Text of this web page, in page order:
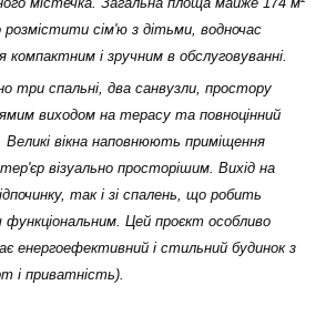
сім'ю з дітьми, водночас
і зручним в обслуговуванні.
три спальні, два санвузли, простору
виходом на терасу та повноцінний
вікна наповнюють приміщення
візуально просторішим. Вихід на
так і зі спалень, що робить
Цей проєкт особливо
енергоефективний і стильний будинок з
і приватність).